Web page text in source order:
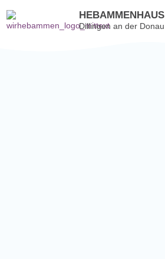
HEBAMMENHAUS
Dillingen an der Donau